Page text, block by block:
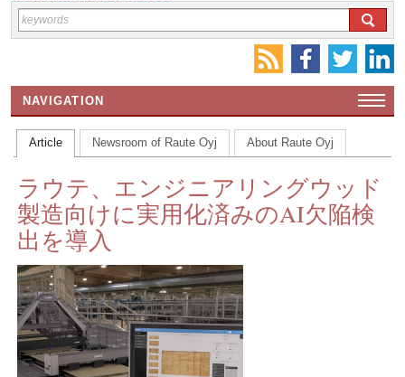
NAVIGATION
HOME
CONTACT US
INS MAIN WEBSITE
ABOUT US
Article Newsroom of Raute Oyj About Raute Oyj
ラウテ、エンジニアリングウッド
製造向けに実用化済みのAI欠陥検
出を導入